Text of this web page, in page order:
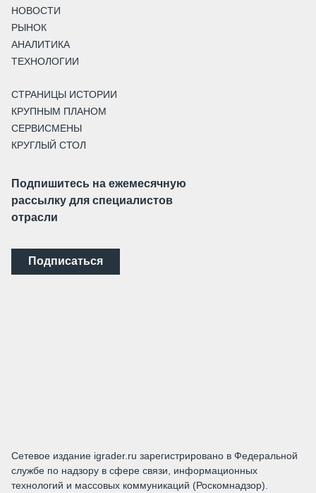
НОВОСТИ
РЫНОК
АНАЛИТИКА
ТЕХНОЛОГИИ
СТРАНИЦЫ ИСТОРИИ
КРУПНЫМ ПЛАНОМ
СЕРВИСМЕНЫ
КРУГЛЫЙ СТОЛ
Подпишитесь на ежемесячную
рассылку для специалистов
отрасли
Подписаться
Сетевое издание igrader.ru зарегистрировано в Федеральной
службе по надзору в сфере связи, информационных
технологий и массовых коммуникаций (Роскомнадзор).